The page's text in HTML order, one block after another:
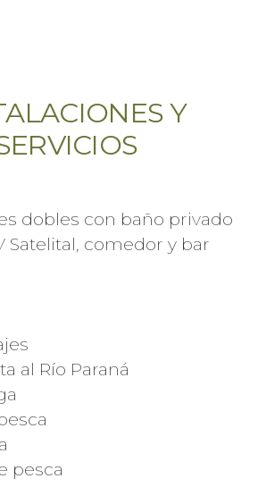
Y
dobles con baño privado
Satelital, comedor y bar
al Río Paraná
pesca